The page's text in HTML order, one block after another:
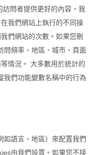
問者提供更好的內容，我
我們網站上執行的不同操
們網站的次數。如果您刪
問頻率、地區、城市、頁面
情況。 大多數用於統計的
我們功能變數名稱中的行為
如語言、地區）來配置我們
由我們設置。如果您不接